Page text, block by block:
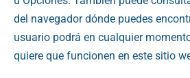
del navegador dónde puedes
usuario podrá en cualquier
quiere que funcionen en este sitio